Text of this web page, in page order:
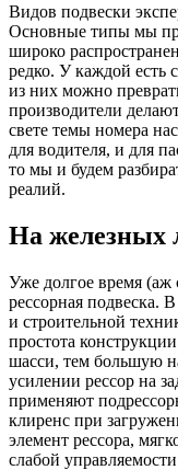
Видов подвески
Основные типы мы
широко
редко. У каждой
из них можно
производители
свете темы номера
для водителя, и для
то мы и будем
реалий.
На железных
Уже долгое время (аж
рессорная подвеска.
и строительной
простота
шасси, тем большую
усилении рессор на
применяют
клиренс при
элемент рессора,
слабой